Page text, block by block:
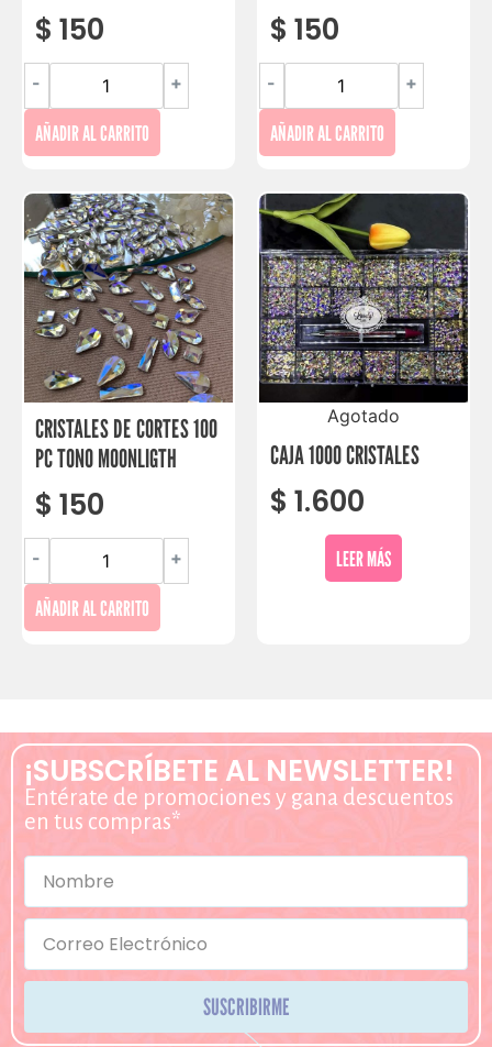
$ 150
- +
AÑADIR AL CARRITO
$ 150
- +
AÑADIR AL CARRITO
CRISTALES DE CORTES 100
PC TONO MOONLIGTH
$ 150
- +
AÑADIR AL CARRITO
Agotado
CAJA 1000 CRISTALES
$ 1.600
LEER MÁS
¡SUBSCRÍBETE AL NEWSLETTER!
Entérate de promociones y gana descuentos
en tus compras*
SUSCRIBIRME